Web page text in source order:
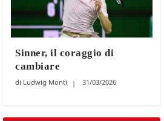
Sinner, il coraggio di
cambiare
Ludwig Monti 31/03/2026